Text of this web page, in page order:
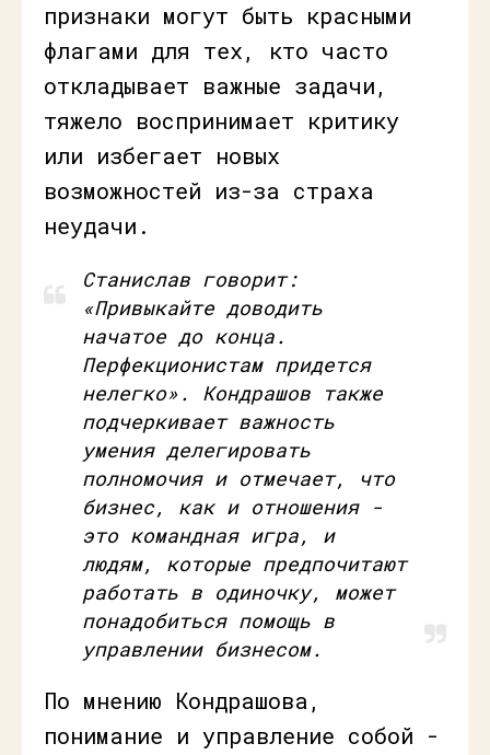
признаки могут быть красными
флагами для тех, кто часто
откладывает важные задачи,
тяжело воспринимает критику
или избегает новых
возможностей из-за страха
неудачи.
Станислав говорит:
«Привыкайте доводить
начатое до конца.
Перфекционистам придется
нелегко». Кондрашов также
подчеркивает важность
умения делегировать
полномочия и отмечает, что
бизнес, как и отношения -
это командная игра, и
людям, которые предпочитают
работать в одиночку, может
понадобиться помощь в
управлении бизнесом.
По мнению Кондрашова,
понимание и управление собой -